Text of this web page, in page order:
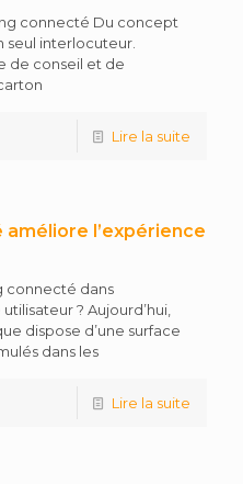
connecté Du concept
seul interlocuteur.
de conseil et de
Lire la suite
l’expérience
connecté dans
? Aujourd’hui,
dispose d’une surface
dans les
Lire la suite